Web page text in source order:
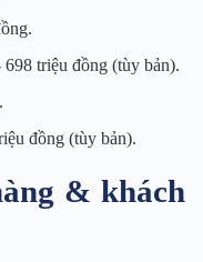
triệu đồng (tùy bản).
đồng (tùy bản).
& khách